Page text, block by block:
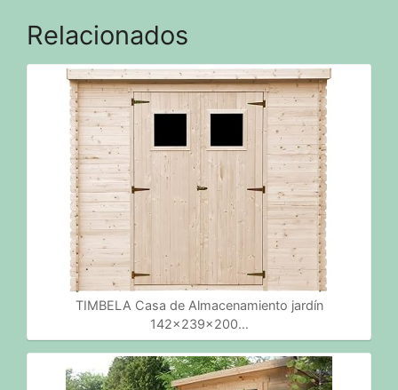
Relacionados
TIMBELA Casa de Almacenamiento jardín
142x239x200…